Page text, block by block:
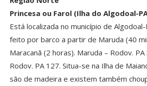
Princesa ou Farol (Ilha do Algodoal-
Está localizada no município de
feito por barco a partir de Maruda (40
Maracanã (2 horas). Maruda – Rodov.
Rodov. PA 127. Situa-se na Ilha de
são de madeira e existem também